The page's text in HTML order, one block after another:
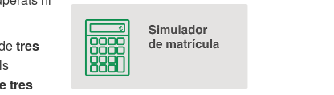
tres
tres